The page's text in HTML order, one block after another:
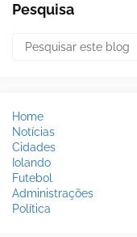
Pesquisa
Home
Notícias
Cidades
Iolando
Futebol
Administrações
Política